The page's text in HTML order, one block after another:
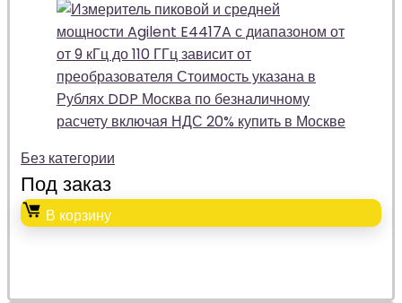
Без категории
Под заказ
В корзину